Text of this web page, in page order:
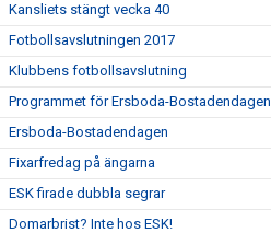
Kansliets stängt vecka 40
Fotbollsavslutningen 2017
Klubbens fotbollsavslutning
Programmet för Ersboda-Bostadendagen
Ersboda-Bostadendagen
Fixarfredag på ängarna
ESK firade dubbla segrar
Domarbrist? Inte hos ESK!